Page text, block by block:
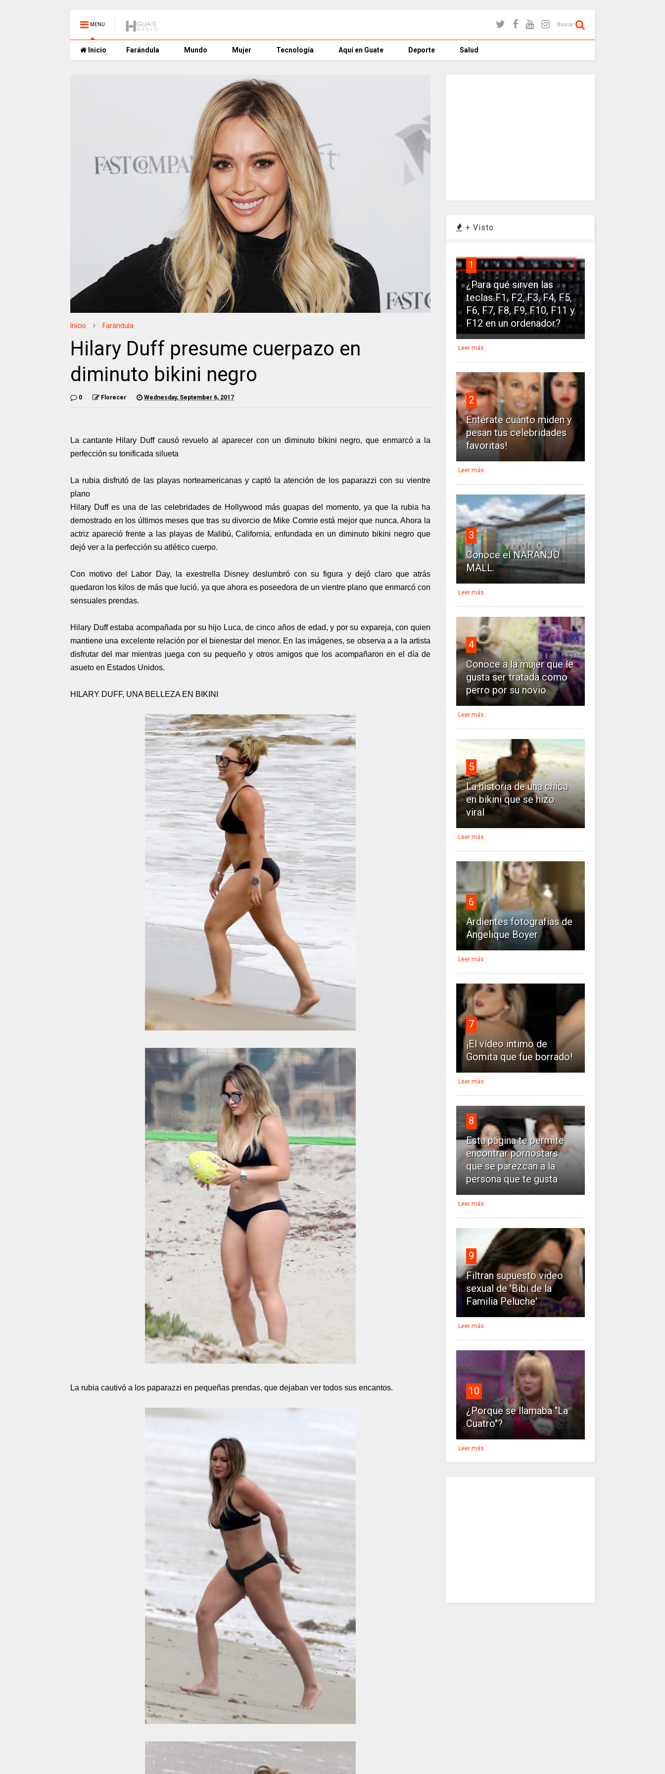
MENU Buscar
Inicio Farándula Mundo Mujer Tecnología Aquí en Guate Deporte Salud
Inicio Farándula
Hilary Duff presume cuerpazo en
diminuto bikini negro
0 Florecer Wednesday, September 6, 2017
La cantante Hilary Duff causó revuelo al aparecer con un diminuto bikini negro, que enmarcó a la
perfección su tonificada silueta
La rubia disfrutó de las playas norteamericanas y captó la atención de los paparazzi con su vientre
plano
Hilary Duff es una de las celebridades de Hollywood más guapas del momento, ya que la rubia ha
demostrado en los últimos meses que tras su divorcio de Mike Comrie está mejor que nunca. Ahora la
actriz apareció frente a las playas de Malibú, California, enfundada en un diminuto bikini negro que
dejó ver a la perfección su atlético cuerpo.
Con motivo del Labor Day, la exestrella Disney deslumbró con su figura y dejó claro que atrás
quedaron los kilos de más que lució, ya que ahora es poseedora de un vientre plano que enmarcó con
sensuales prendas.
Hilary Duff estaba acompañada por su hijo Luca, de cinco años de edad, y por su expareja, con quien
mantiene una excelente relación por el bienestar del menor. En las imágenes, se observa a a la artista
disfrutar del mar mientras juega con su pequeño y otros amigos que los acompañaron en el día de
asueto en Estados Unidos.
HILARY DUFF, UNA BELLEZA EN BIKINI
La rubia cautivó a los paparazzi en pequeñas prendas, que dejaban ver todos sus encantos.
+ Visto
1
¿Para qué sirven las
teclas F1, F2, F3, F4, F5,
F6, F7, F8, F9, F10, F11 y
F12 en un ordenador?
Leer más
2
Entérate cuánto miden y
pesan tus celebridades
favoritas!
Leer más
3
Conoce el NARANJO
MALL.
Leer más
4
Conoce a la mujer que le
gusta ser tratada como
perro por su novio
Leer más
5
La historia de una chica
en bikini que se hizo
viral
Leer más
6
Ardientes fotografías de
Angelique Boyer
Leer más
7
¡El vídeo intimo de
Gomita que fue borrado!
Leer más
8
Esta página te permite
encontrar pornostars
que se parezcan a la
persona que te gusta
Leer más
9
Filtran supuesto video
sexual de 'Bibi de la
Familia Peluche'
Leer más
10
¿Porque se llamaba "La
Cuatro"?
Leer más